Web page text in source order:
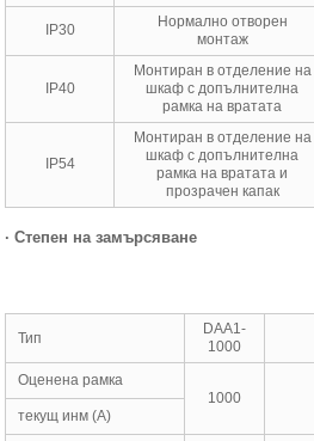
IP30
Нормално отворен
монтаж
IP40
Монтиран в отделение на
шкаф с допълнителна
рамка на вратата
IP54
Монтиран в отделение на
шкаф с допълнителна
рамка на вратата и
прозрачен капак
· Степен на замърсяване
Тип
DAA1-
1000
Оценена рамка
1000
текущ инм (A)